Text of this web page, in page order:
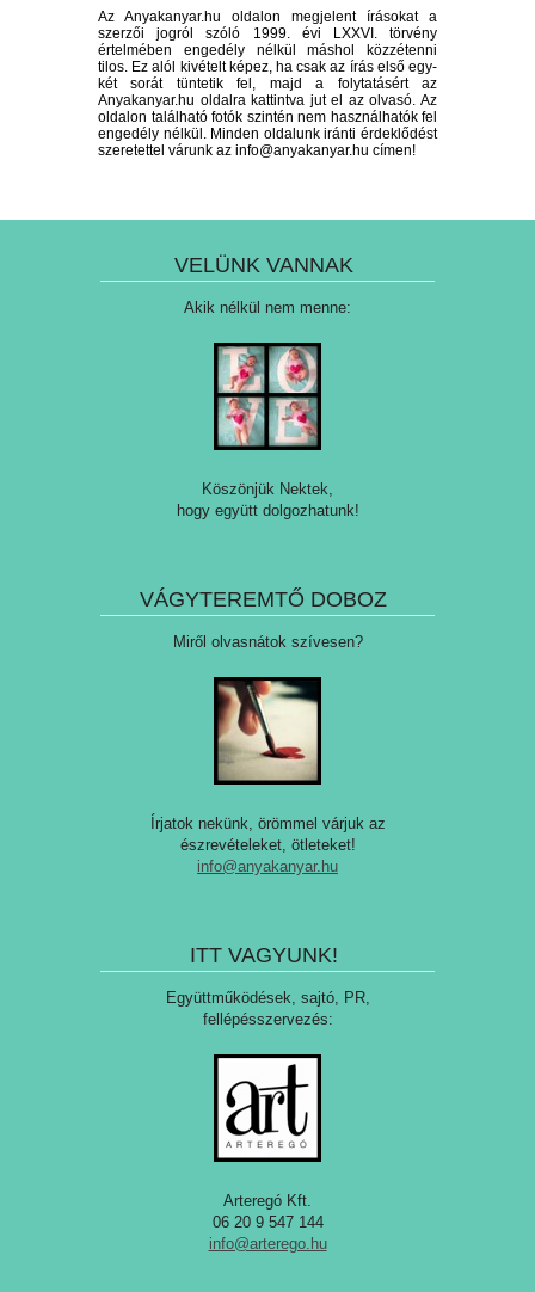
Az Anyakanyar.hu oldalon megjelent írásokat a
szerzői jogról szóló 1999. évi LXXVI. törvény
értelmében engedély nélkül máshol közzétenni
tilos. Ez alól kivételt képez, ha csak az írás első egy-
két sorát tüntetik fel, majd a folytatásért az
Anyakanyar.hu oldalra kattintva jut el az olvasó. Az
oldalon található fotók szintén nem használhatók fel
engedély nélkül. Minden oldalunk iránti érdeklődést
szeretettel várunk az info@anyakanyar.hu címen!
VELÜNK VANNAK
Akik nélkül nem menne:
Köszönjük Nektek,
hogy együtt dolgozhatunk!
VÁGYTEREMTŐ DOBOZ
Miről olvasnátok szívesen?
Írjatok nekünk, örömmel várjuk az
észrevételeket, ötleteket!
info@anyakanyar.hu
ITT VAGYUNK!
Együttműködések, sajtó, PR,
fellépésszervezés:
Arteregó Kft.
06 20 9 547 144
info@arterego.hu